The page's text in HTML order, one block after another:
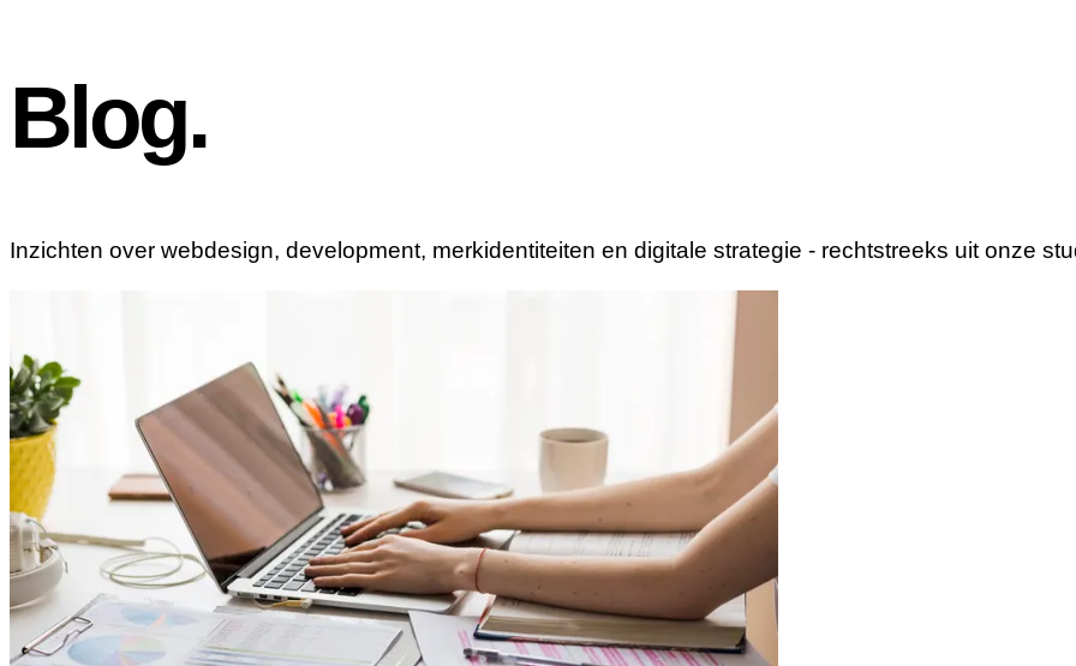
Blog.
Inzichten over webdesign, development, merkidentiteiten en digitale strategie - rechtstreeks uit onze